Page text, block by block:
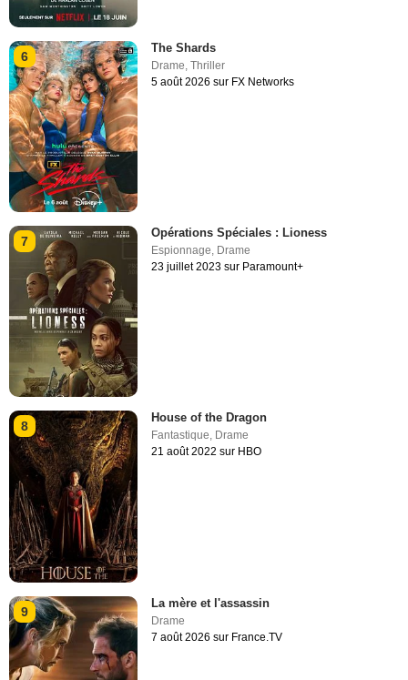
6
The Shards
Drame ,Thriller
5 août 2026 sur FX Networks
7
Opérations Spéciales : Lioness
Espionnage, Drame
23 juillet 2023 sur Paramount+
8
House of the Dragon
Fantastique, Drame
21 août 2022 sur HBO
9
La mère et l'assassin
Drame
7 août 2026 sur France.TV